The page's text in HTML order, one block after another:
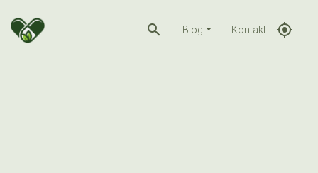
search Blog Kontakt gps_fixed